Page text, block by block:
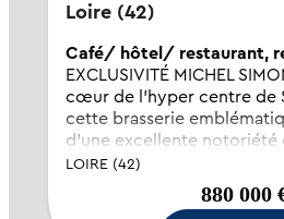
Loire (42)
Café/ hôtel/ restaurant,
EXCLUSIVITÉ MICHEL
cœur de l'hyper centre de
cette brasserie
d'une excellente notoriété
emplacement stratégique.
accueille en moyenne près
par jour, témoig...
LOIRE (42)
880 000